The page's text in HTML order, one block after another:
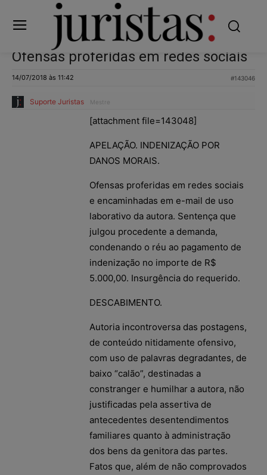
Ofensas proferidas em redes sociais
14/07/2018 às 11:42 #143046
Suporte Juristas Mestre
[attachment file=143048]
APELAÇÃO. INDENIZAÇÃO POR
DANOS MORAIS.
Ofensas proferidas em redes sociais
e encaminhadas em e-mail de uso
laborativo da autora. Sentença que
julgou procedente a demanda,
condenando o réu ao pagamento de
indenização no importe de R$
5.000,00. Insurgência do requerido.
DESCABIMENTO.
Autoria incontroversa das postagens,
de conteúdo nitidamente ofensivo,
com uso de palavras degradantes, de
baixo “calão”, destinadas a
constranger e humilhar a autora, não
justificadas pela assertiva de
antecedentes desentendimentos
familiares quanto à administração
dos bens da genitora das partes.
Fatos que, além de não comprovados